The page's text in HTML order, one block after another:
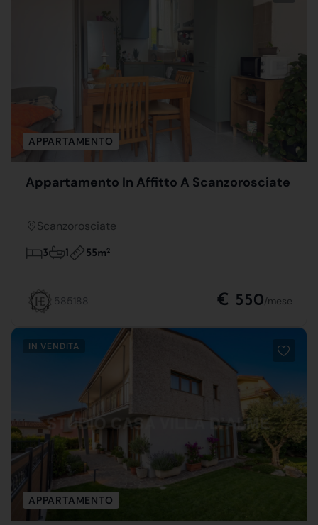
APPARTAMENTO
Appartamento In Affitto A Scanzorosciate
Scanzorosciate
3 1 55m2
585188 € 550/mese
IN VENDITA
APPARTAMENTO